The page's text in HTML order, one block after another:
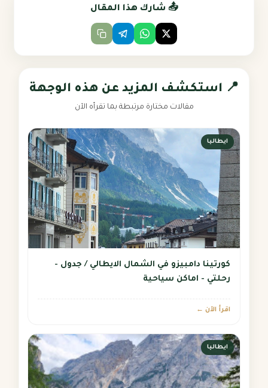
📤 شارك هذا المقال
📍 استكشف المزيد عن هذه الوجهة
مقالات مختارة مرتبطة بما تقرأه الآن
ايطاليا
كورتينا دامبيزو في الشمال الايطالي / جدول -
رحلتي - اماكن سياحية
اقرأ الآن ←
ايطاليا